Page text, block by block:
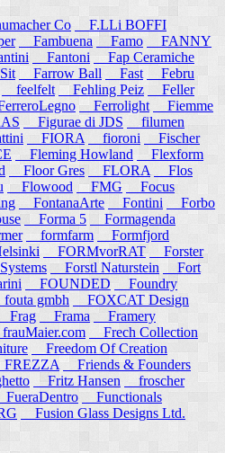
Co
F.LLi BOFFI
Fambuena Famo
FANNY
Fantoni
Fap Ceramiche
Farrow Ball Fast
Febru
feelfelt Fehling Peiz
Feller
Ferrolight
Fiemme
Figurae di JDS
filumen
FIORA fioroni
Fischer
Fleming Howland
Flexform
Floor Gres FLORA
Flos
Flowood FMG
Focus
FontanaArte Fontini
Forbo
Forma 5
Formagenda
formfarm
Formfjord
FORMvorRAT
Forster
Forstl Naturstein
Fort
FOUNDED
Foundry
gmbh
FOXCAT Design
Frag Frama
Framery
Frech Collection
Freedom Of Creation
Friends & Founders
Fritz Hansen
froscher
FueraDentro
Functionals
Fusion Glass Designs Ltd.